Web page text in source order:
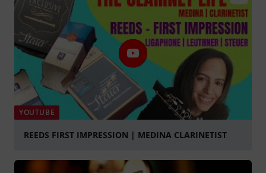
YOUTUBE
REEDS FIRST IMPRESSION | MEDINA CLARINETIST